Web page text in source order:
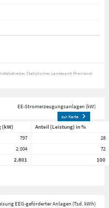
Statistisches Landesamt Rheinland-
EE-Stromerzeugungsanlagen (kW)
zur Karte
(kW)
Anteil (Leistung) in %
797
28
2.004
72
2.801 100
EEG-geförderter Anlagen (Tsd. kWh)